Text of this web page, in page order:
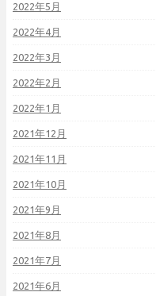
2022年5月
2022年4月
2022年3月
2022年2月
2022年1月
2021年12月
2021年11月
2021年10月
2021年9月
2021年8月
2021年7月
2021年6月